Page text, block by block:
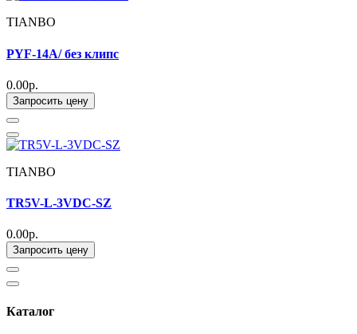
TIANBO
PYF-14A/ без клипс
0.00р.
Запросить цену
TIANBO
TR5V-L-3VDC-SZ
0.00р.
Запросить цену
Каталог